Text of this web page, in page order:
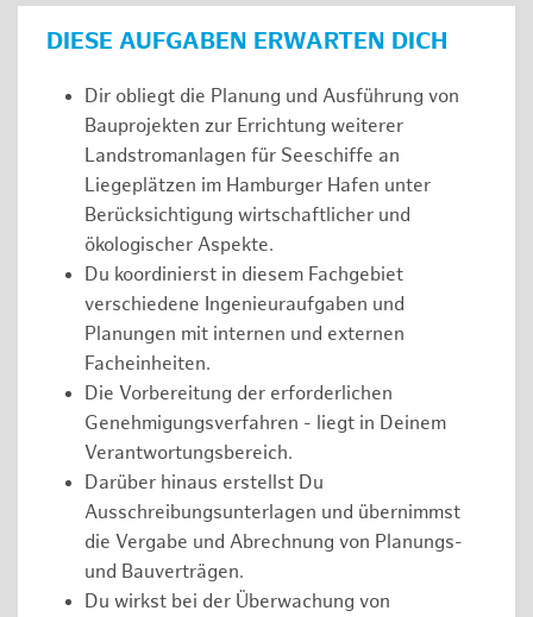
DIESE AUFGABEN ERWARTEN DICH
Dir obliegt die Planung und Ausführung von
Bauprojekten zur Errichtung weiterer
Landstromanlagen für Seeschiffe an
Liegeplätzen im Hamburger Hafen unter
Berücksichtigung wirtschaftlicher und
ökologischer Aspekte.
Du koordinierst in diesem Fachgebiet
verschiedene Ingenieuraufgaben und
Planungen mit internen und externen
Facheinheiten.
Die Vorbereitung der erforderlichen
Genehmigungsverfahren - liegt in Deinem
Verantwortungsbereich.
Darüber hinaus erstellst Du
Ausschreibungsunterlagen und übernimmst
die Vergabe und Abrechnung von Planungs-
und Bauverträgen.
Du wirkst bei der Überwachung von